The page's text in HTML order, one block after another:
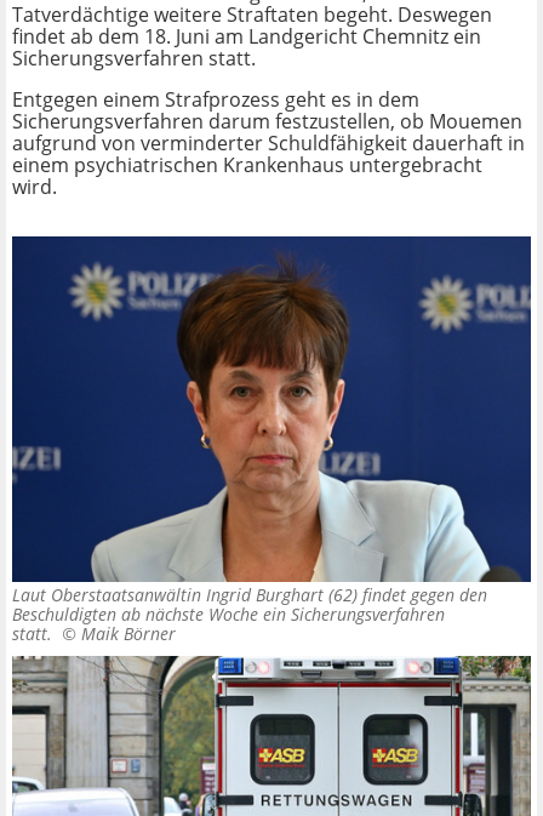
Tatverdächtige weitere Straftaten begeht. Deswegen
findet ab dem 18. Juni am Landgericht Chemnitz ein
Sicherungsverfahren statt.
Entgegen einem Strafprozess geht es in dem
Sicherungsverfahren darum festzustellen, ob Mouemen
aufgrund von verminderter Schuldfähigkeit dauerhaft in
einem psychiatrischen Krankenhaus untergebracht
wird.
Laut Oberstaatsanwältin Ingrid Burghart (62) findet gegen den
Beschuldigten ab nächste Woche ein Sicherungsverfahren
statt. © Maik Börner